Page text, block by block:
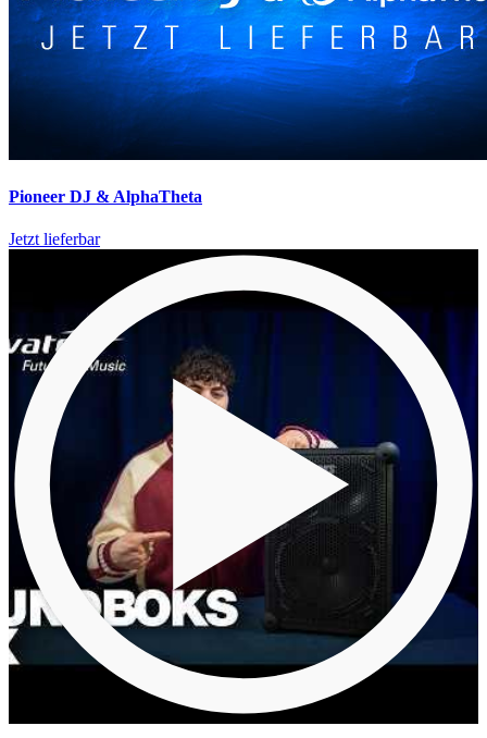
Pioneer DJ & AlphaTheta
Jetzt lieferbar